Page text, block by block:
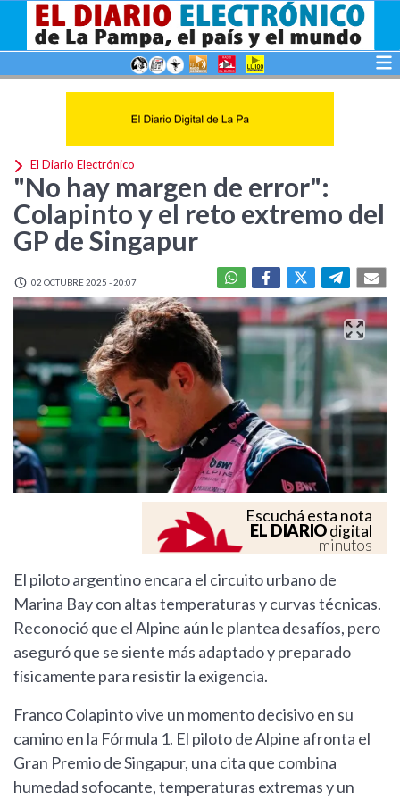
El Diario Electrónico
"No hay margen de error":
Colapinto y el reto extremo del
GP de Singapur
02 OCTUBRE 2025 - 20:07
Escuchá esta nota
EL DIARIOdigital
minutos
El piloto argentino encara el circuito urbano de
Marina Bay con altas temperaturas y curvas técnicas.
Reconoció que el Alpine aún le plantea desafíos, pero
aseguró que se siente más adaptado y preparado
físicamente para resistir la exigencia.
Franco Colapinto vive un momento decisivo en su
camino en la Fórmula 1. El piloto de Alpine afronta el
Gran Premio de Singapur, una cita que combina
humedad sofocante, temperaturas extremas y un